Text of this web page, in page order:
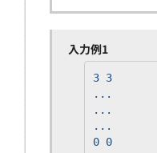
入力例1
3 3
...
...
...
0 0